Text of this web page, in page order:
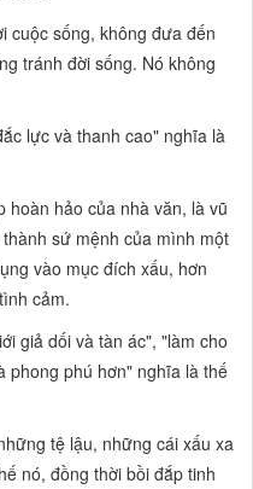
cuộc sống, không đưa đến
tránh đời sống. Nó không
lực và thanh cao" nghĩa là
hoàn hảo của nhà văn, là vũ
sứ mệnh của mình một
vào mục đích xấu, hơn
cảm.
giả dối và tàn ác", "làm cho
phong phú hơn" nghĩa là thế
tệ lậu, những cái xấu xa
nó, đồng thời bồi đắp tinh